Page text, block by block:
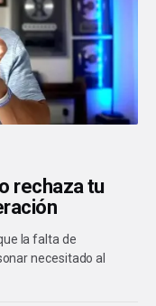
rechaza tu
la falta de
necesitado al